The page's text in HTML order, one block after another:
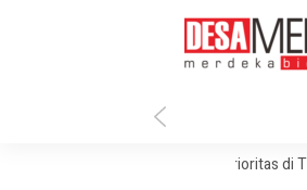
Paenre Lompoe Merajut Prioritas di